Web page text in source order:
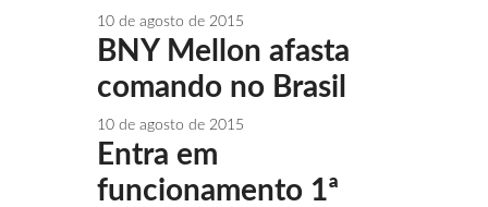
10 de agosto de 2015
BNY Mellon afasta
comando no Brasil
10 de agosto de 2015
Entra em
funcionamento 1ª